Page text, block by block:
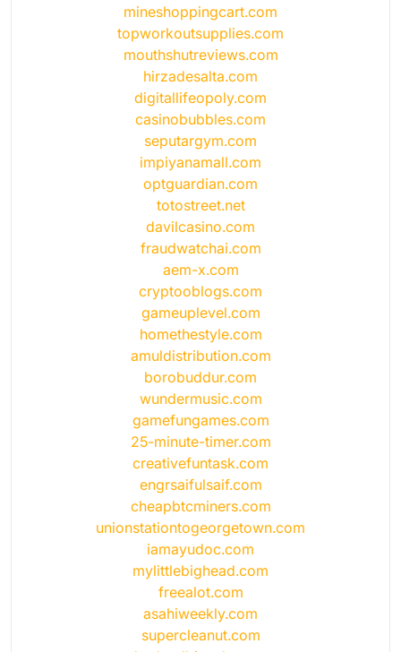
mineshoppingcart.com
topworkoutsupplies.com
mouthshutreviews.com
hirzadesalta.com
digitallifeopoly.com
casinobubbles.com
seputargym.com
impiyanamall.com
optguardian.com
totostreet.net
davilcasino.com
fraudwatchai.com
aem-x.com
cryptooblogs.com
gameuplevel.com
homethestyle.com
amuldistribution.com
borobuddur.com
wundermusic.com
gamefungames.com
25-minute-timer.com
creativefuntask.com
engrsaifulsaif.com
cheapbtcminers.com
unionstationtogeorgetown.com
iamayudoc.com
mylittlebighead.com
freealot.com
asahiweekly.com
supercleanut.com